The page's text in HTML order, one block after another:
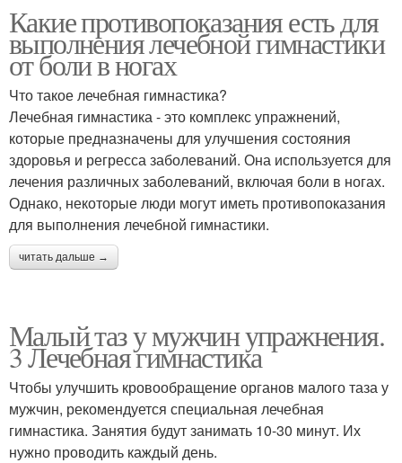
Какие противопоказания есть для
выполнения лечебной гимнастики
от боли в ногах
Что такое лечебная гимнастика?
Лечебная гимнастика - это комплекс упражнений,
которые предназначены для улучшения состояния
здоровья и регресса заболеваний. Она используется для
лечения различных заболеваний, включая боли в ногах.
Однако, некоторые люди могут иметь противопоказания
для выполнения лечебной гимнастики.
читать дальше →
Малый таз у мужчин упражнения.
3 Лечебная гимнастика
Чтобы улучшить кровообращение органов малого таза у
мужчин, рекомендуется специальная лечебная
гимнастика. Занятия будут занимать 10-30 минут. Их
нужно проводить каждый день.